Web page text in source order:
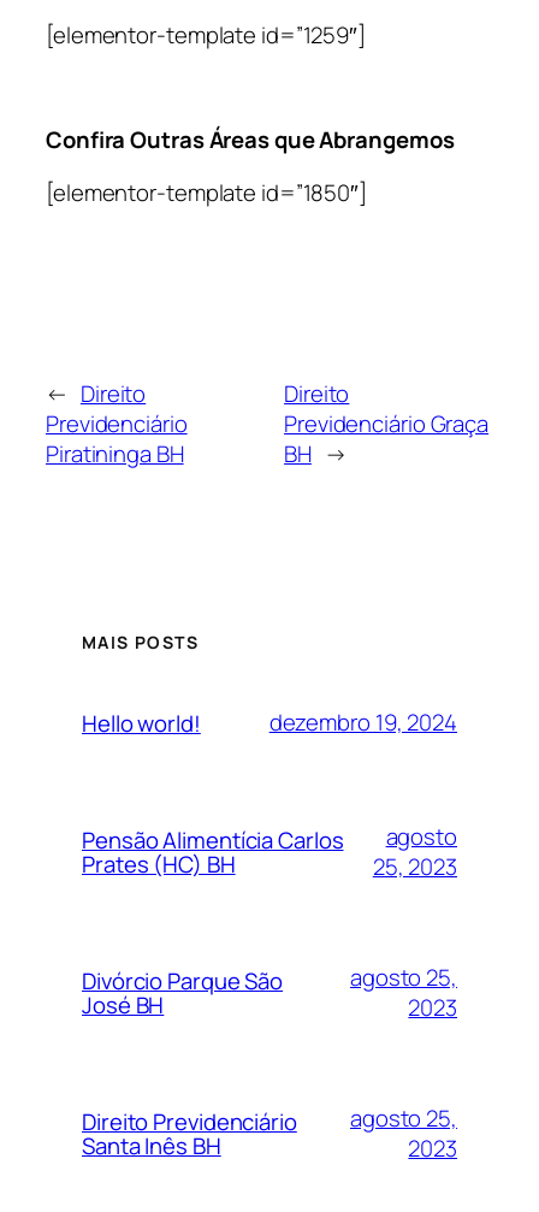
[elementor-template id=”1259″]
Confira Outras Áreas que Abrangemos
[elementor-template id=”1850″]
← Direito
Previdenciário
Piratininga BH
Direito
Previdenciário Graça
BH →
MAIS POSTS
Hello world! dezembro 19, 2024
Pensão Alimentícia Carlos
Prates (HC) BH
agosto
25, 2023
Divórcio Parque São
José BH
agosto 25,
2023
Direito Previdenciário
Santa Inês BH
agosto 25,
2023